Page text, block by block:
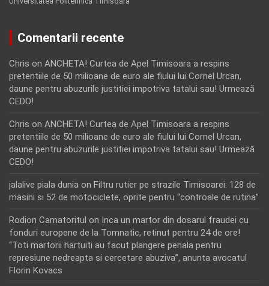
Comentarii recente
Chris on ANCHETA! Curtea de Apel Timisoara a respins
pretentiile de 50 milioane de euro ale fiului lui Cornel Urcan,
daune pentru abuzurile justitiei impotriva tatalui sau! Urmează
CEDO!
Chris on ANCHETA! Curtea de Apel Timisoara a respins
pretentiile de 50 milioane de euro ale fiului lui Cornel Urcan,
daune pentru abuzurile justitiei impotriva tatalui sau! Urmează
CEDO!
jalalive piala dunia on Filtru rutier pe strazile Timisoarei: 128 de
masini si 52 de motociclete, oprite pentru “controale de rutina”
Rodion Camatoritul on Inca un martor din dosarul fraudei cu
fonduri europene de la Tomnatic, retinut pentru 24 de ore!
“Toti martorii hartuiti au facut plangere penala pentru
represiune nedreapta si cercetare abuziva”, anunta avocatul
Florin Kovacs